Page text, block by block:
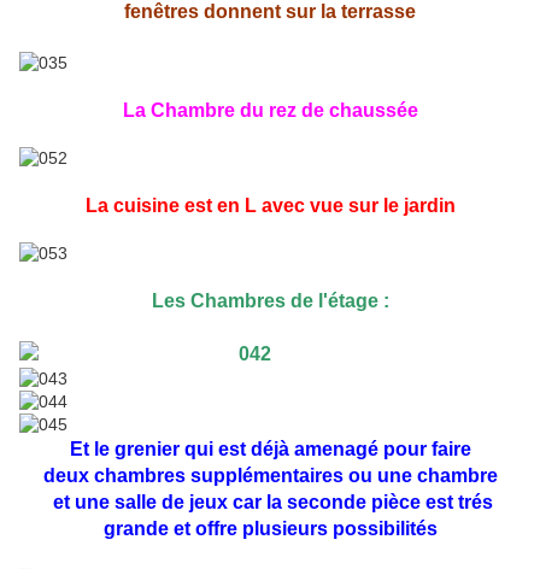
fenêtres donnent sur la terrasse
La Chambre du rez de chaussée
La cuisine est en L avec vue sur le jardin
Les Chambres de l'étage :
Et le grenier qui est déjà amenagé pour faire
deux chambres supplémentaires ou une chambre
et une salle de jeux car la seconde pièce est trés
grande et offre plusieurs possibilités